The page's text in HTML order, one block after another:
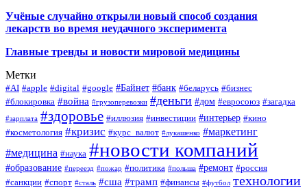
Учёные случайно открыли новый способ создания
лекарств во время неудачного эксперимента
Главные тренды и новости мировой медицины
Метки
#AI #apple #digital #google #Байнет #банк #беларусь #бизнес
#блокировка #война #грузоперевозки #деньги #дом #евросоюз #загадка
#зарплата #здоровье #иллюзия #инвестиции #интерьер #кино
#косметология #кризис #курс_валют #лукашенко #маркетинг
#медицина #наука #новости компаний
#образование #переезд #пожар #политика #польша #ремонт #россия
#санкции #спорт #сталь #сша #трамп #финансы #футбол технологии